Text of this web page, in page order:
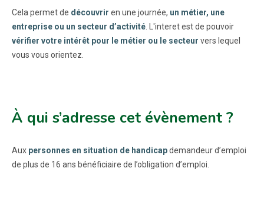
Cela permet de découvrir en une journée, un métier, une
entreprise ou un secteur d’activité . L'interet est de pouvoir
vérifier votre intérêt pour le métier ou le secteur vers lequel
vous vous orientez.
À qui s’adresse cet évènement ?
Aux personnes en situation de handicapdemandeur d’emploi
de plus de 16 ans bénéficiaire de l’obligation d’emploi.